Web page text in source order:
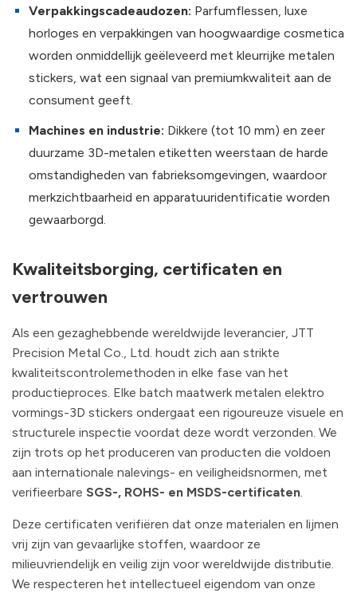
Verpakkingscadeaudozen: Parfumflessen, luxe
horloges en verpakkingen van hoogwaardige cosmetica
worden onmiddellijk geëleveerd met kleurrijke metalen
stickers, wat een signaal van premiumkwaliteit aan de
consument geeft.
Machines en industrie: Dikkere (tot 10 mm) en zeer
duurzame 3D-metalen etiketten weerstaan de harde
omstandigheden van fabrieksomgevingen, waardoor
merkzichtbaarheid en apparatuuridentificatie worden
gewaarborgd.
Kwaliteitsborging, certificaten en
vertrouwen
Als een gezaghebbende wereldwijde leverancier, JTT
Precision Metal Co., Ltd. houdt zich aan strikte
kwaliteitscontrolemethoden in elke fase van het
productieproces. Elke batch maatwerk metalen elektro
vormings-3D stickers ondergaat een rigoureuze visuele en
structurele inspectie voordat deze wordt verzonden. We
zijn trots op het produceren van producten die voldoen
aan internationale nalevings- en veiligheidsnormen, met
verifieerbare SGS-, ROHS- en MSDS-certificaten.
Deze certificaten verifiëren dat onze materialen en lijmen
vrij zijn van gevaarlijke stoffen, waardoor ze
milieuvriendelijk en veilig zijn voor wereldwijde distributie.
We respecteren het intellectueel eigendom van onze